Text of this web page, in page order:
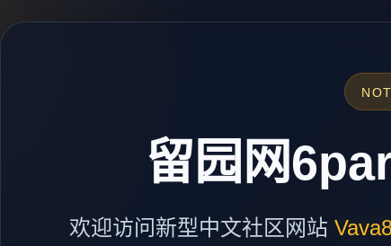
留园网
欢迎访问新型中文社区网站